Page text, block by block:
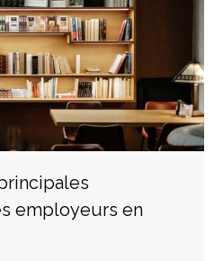
employeurs en